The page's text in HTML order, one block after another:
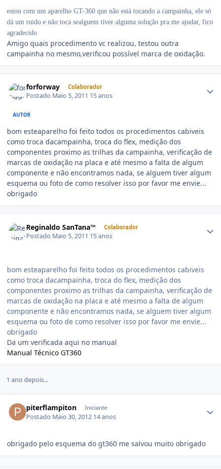
estou com um aparelho GT-360 que não está tocando a campainha, ele só
dá um ruido e não toca sealguem tiver alguma solução pra me ajudar, fico
agradecido
Amigo quais procedimento vc realizou, testou outra
campainha no mesmo,verificou possível marca de oxidação.
forforway Colaborador
Postado Maio 5, 2011 15 anos
AUTOR
bom esteaparelho foi feito todos os procedimentos cabiveis
como troca dacampainha, troca do flex, medição dos
componentes proximo as trilhas da campainha, verificação de
marcas de oxidação na placa e até mesmo a falta de algum
componente e não encontramos nada, se alguem tiver algum
esquema ou foto de como resolver isso por favor me envie...
obrigado
Reginaldo SanTana™ Colaborador
Postado Maio 5, 2011 15 anos
bom esteaparelho foi feito todos os procedimentos cabiveis
como troca dacampainha, troca do flex, medição dos
componentes proximo as trilhas da campainha, verificação de
marcas de oxidação na placa e até mesmo a falta de algum
componente e não encontramos nada, se alguem tiver algum
esquema ou foto de como resolver isso por favor me envie...
obrigado
Da um verificada aqui no manual
Manual Técnico GT360
1 ano depois...
piterflampiton Iniciante
Postado Maio 30, 2012 14 anos
obrigado pelo esquema do gt360 me salvou muito obrigado